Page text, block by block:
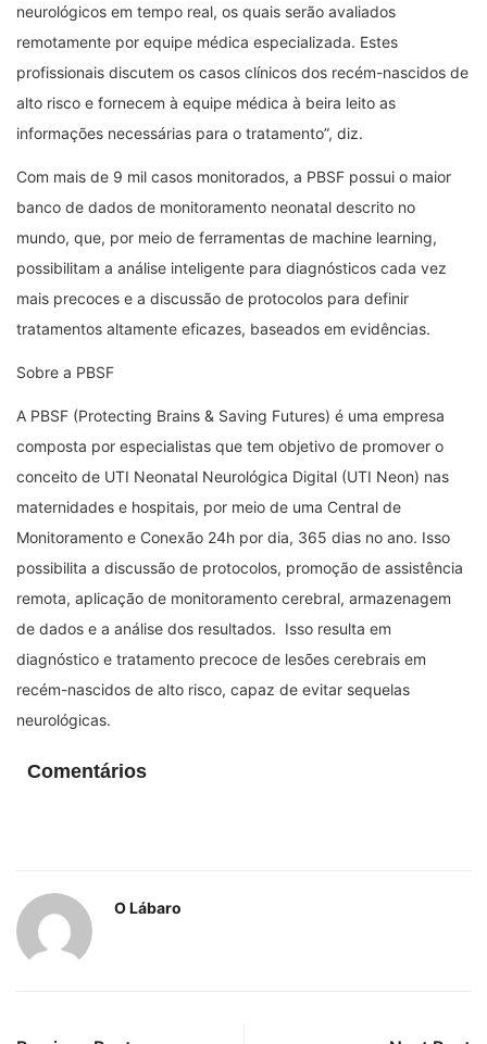
neurológicos em tempo real, os quais serão avaliados
remotamente por equipe médica especializada. Estes
profissionais discutem os casos clínicos dos recém-nascidos de
alto risco e fornecem à equipe médica à beira leito as
informações necessárias para o tratamento”, diz.
Com mais de 9 mil casos monitorados, a PBSF possui o maior
banco de dados de monitoramento neonatal descrito no
mundo, que, por meio de ferramentas de machine learning,
possibilitam a análise inteligente para diagnósticos cada vez
mais precoces e a discussão de protocolos para definir
tratamentos altamente eficazes, baseados em evidências.
Sobre a PBSF
A PBSF (Protecting Brains & Saving Futures) é uma empresa
composta por especialistas que tem objetivo de promover o
conceito de UTI Neonatal Neurológica Digital (UTI Neon) nas
maternidades e hospitais, por meio de uma Central de
Monitoramento e Conexão 24h por dia, 365 dias no ano. Isso
possibilita a discussão de protocolos, promoção de assistência
remota, aplicação de monitoramento cerebral, armazenagem
de dados e a análise dos resultados. Isso resulta em
diagnóstico e tratamento precoce de lesões cerebrais em
recém-nascidos de alto risco, capaz de evitar sequelas
neurológicas.
Comentários
O Lábaro